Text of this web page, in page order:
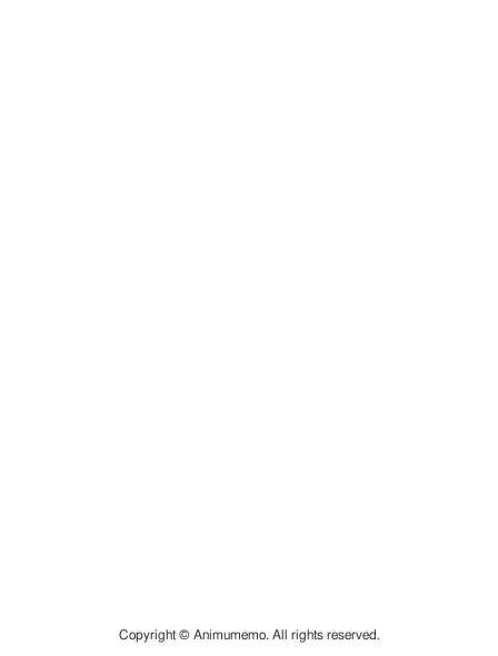
Copyright © Animumemo. All rights reserved.